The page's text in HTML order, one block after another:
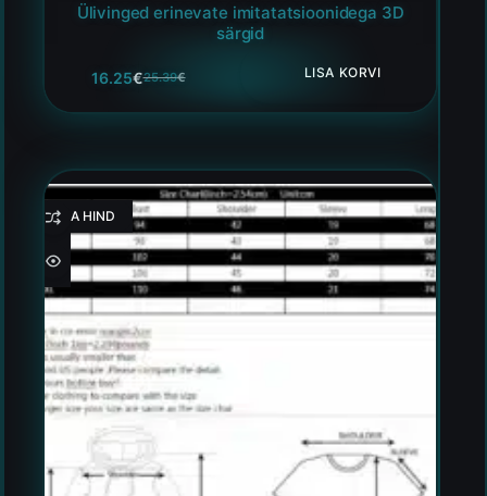
Ülivinged erinevate imitatatsioonidega 3D
särgid
25.39€
16.25€ LISA KORVI
HEA HIND